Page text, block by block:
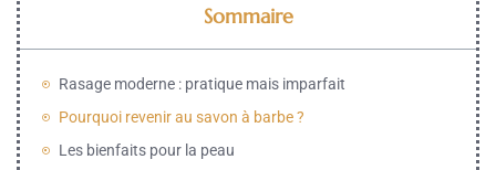
Sommaire
Rasage moderne : pratique mais imparfait
Pourquoi revenir au savon à barbe ?
Les bienfaits pour la peau